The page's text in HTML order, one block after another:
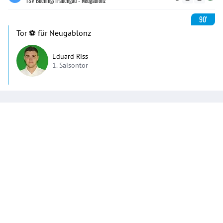
90'
Tor ⚽️ für Neugablonz
Eduard Riss
1. Saisontor